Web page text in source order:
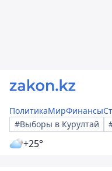
ПолитикаМирФинансы
#Выборы в Курултай
+25°